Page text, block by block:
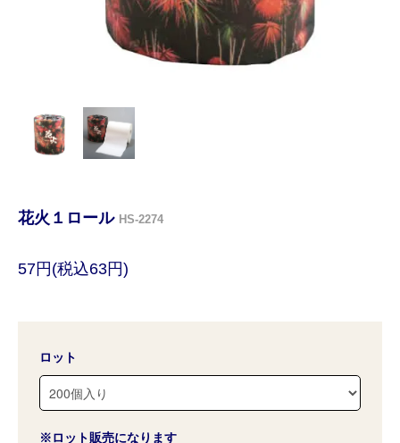
花火１ロール HS-2274
57円(税込63円)
ロット
※ロット販売になります